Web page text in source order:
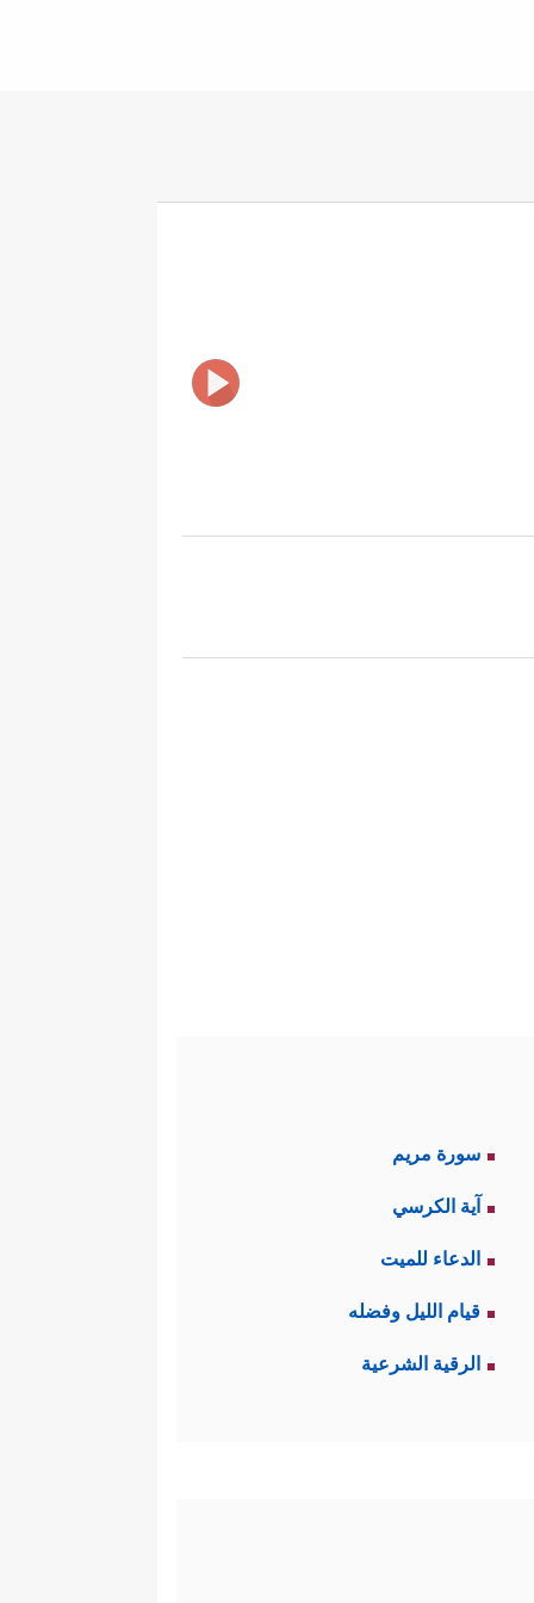
سورة مريم
آية الكرسي
الدعاء للميت
قيام الليل وفضله
الرقية الشرعية